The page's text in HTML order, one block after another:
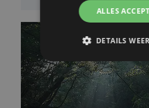
ALLES
DETAILS